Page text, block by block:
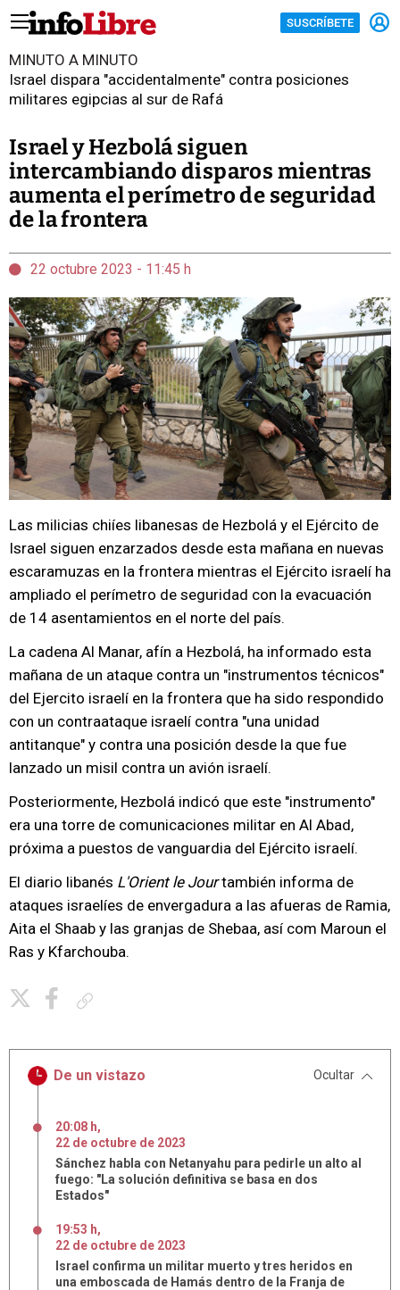
SUSCRÍBETE
MINUTO A MINUTO
Israel dispara "accidentalmente" contra posiciones
militares egipcias al sur de Rafá
Israel y Hezbolá siguen
intercambiando disparos mientras
aumenta el perímetro de seguridad
de la frontera
22 octubre 2023 - 11:45 h
Las milicias chiíes libanesas de Hezbolá y el Ejército de
Israel siguen enzarzados desde esta mañana en nuevas
escaramuzas en la frontera mientras el Ejército israelí ha
ampliado el perímetro de seguridad con la evacuación
de 14 asentamientos en el norte del país.
La cadena Al Manar, afín a Hezbolá, ha informado esta
mañana de un ataque contra un "instrumentos técnicos"
del Ejercito israelí en la frontera que ha sido respondido
con un contraataque israelí contra "una unidad
antitanque" y contra una posición desde la que fue
lanzado un misil contra un avión israelí.
Posteriormente, Hezbolá indicó que este "instrumento"
era una torre de comunicaciones militar en Al Abad,
próxima a puestos de vanguardia del Ejército israelí.
El diario libanés L'Orient le Jourtambién informa de
ataques israelíes de envergadura a las afueras de Ramia,
Aita el Shaab y las granjas de Shebaa, así com Maroun el
Ras y Kfarchouba.
De un vistazo Ocultar
20:08 h,
22 de octubre de 2023
Sánchez habla con Netanyahu para pedirle un alto al
fuego: "La solución definitiva se basa en dos
Estados"
19:53 h,
22 de octubre de 2023
Israel confirma un militar muerto y tres heridos en
una emboscada de Hamás dentro de la Franja de